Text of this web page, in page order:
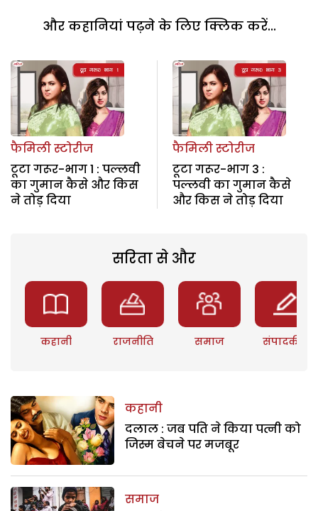
और कहानियां पढ़ने के लिए क्लिक करें...
फैमिली स्टोरीज
टूटा गरूर-भाग 1 : पल्लवी
का गुमान कैसे और किस
ने तोड़ दिया
फैमिली स्टोरीज
टूटा गरूर-भाग 3 :
पल्लवी का गुमान कैसे
और किस ने तोड़ दिया
सरिता से और
कहानी राजनीति समाज संपादकीय
कहानी
दलाल : जब पति ने किया पत्नी को
जिस्म बेचने पर मजबूर
समाज